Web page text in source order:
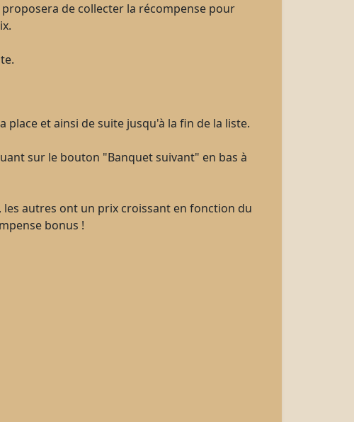
de collecter la récompense pour
et ainsi de suite jusqu'à la fin de la liste.
sur le bouton "Banquet suivant" en bas à
autres ont un prix croissant en fonction du
bonus !